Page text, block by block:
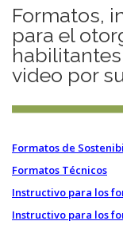
Formatos,
para el
video por
Formatos de
Formatos Técnicos
Instructivo para los
Instructivo para los